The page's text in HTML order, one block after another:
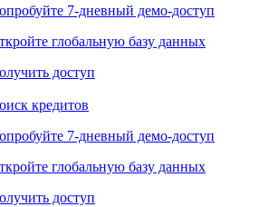
акций
IPO/SPO
7-дневный
глобальную базу данных
доступ
кредитов
7-дневный